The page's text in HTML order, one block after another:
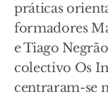
práticas
formadores
e Tiago
colectivo Os
centraram-se